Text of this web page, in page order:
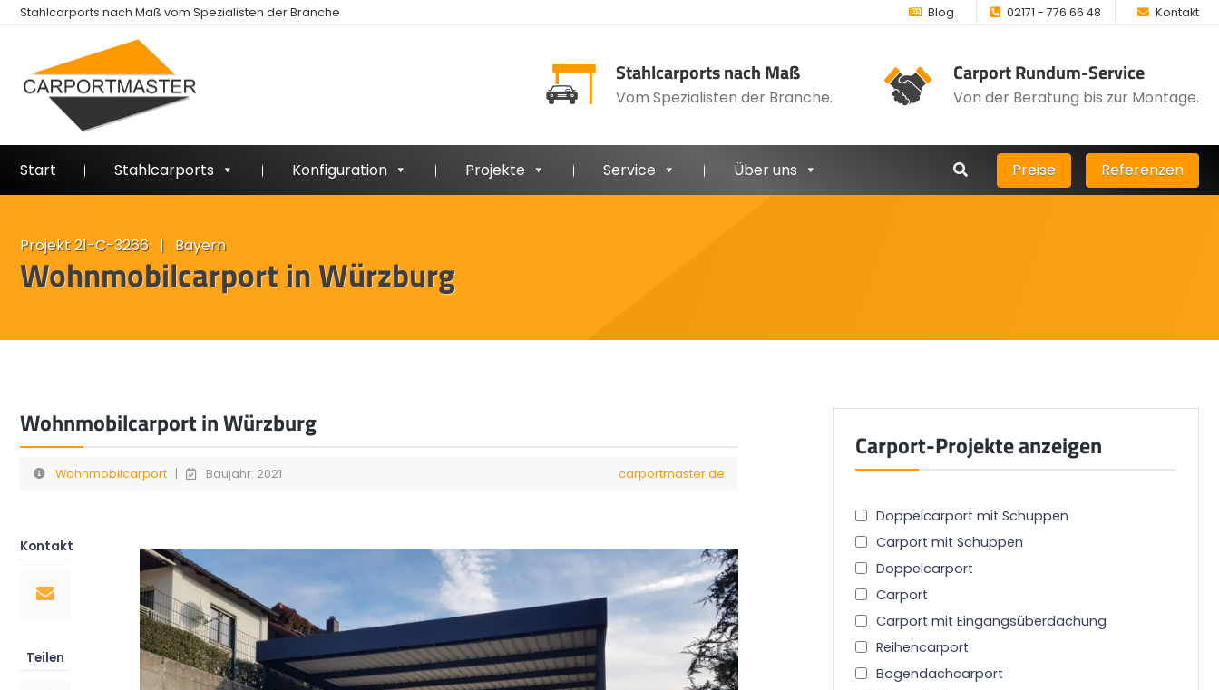
Stahlcarports nach Maß vom Spezialisten der Branche Blog 02171 - 776 66 48 Kontakt
Stahlcarports nach Maß
Vom Spezialisten der Branche.
Carport Rundum-Service
Von der Beratung bis zur Montage.
Start Stahlcarports Konfiguration Projekte Service Über uns Preise Referenzen
Projekt 21-C-3266 | Bayern
Wohnmobilcarport in Würzburg
Wohnmobilcarport in Würzburg
Wohnmobilcarport | Baujahr: 2021 carportmaster.de
Kontakt
Teilen
Carport-Projekte anzeigen
Doppelcarport mit Schuppen
Carport mit Schuppen
Doppelcarport
Carport
Carport mit Eingangsüberdachung
Reihencarport
Bogendachcarport